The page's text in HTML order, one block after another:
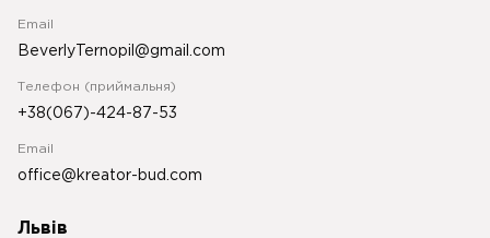
Email
BeverlyTernopil@gmail.com
Телефон (приймальня)
+38(067)-424-87-53
Email
office@kreator-bud.com
Львів